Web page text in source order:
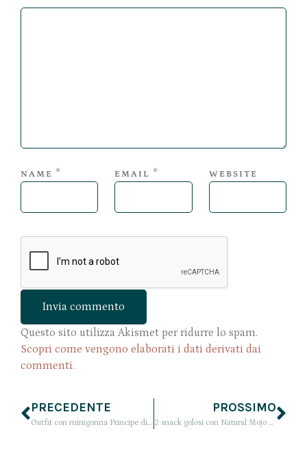
NAME * EMAIL * WEBSITE
Questo sito utilizza Akismet per ridurre lo spam.
Scopri come vengono elaborati i dati derivati dai
commenti.
PRECEDENTE
Outfit con minigonna Principe di Galles: come abbinare il motivo del 2017
PROSSIMO
2 snack golosi con Natural Mojo Fit Chocolate e i suoi tè (un dolce a 0 kcal)